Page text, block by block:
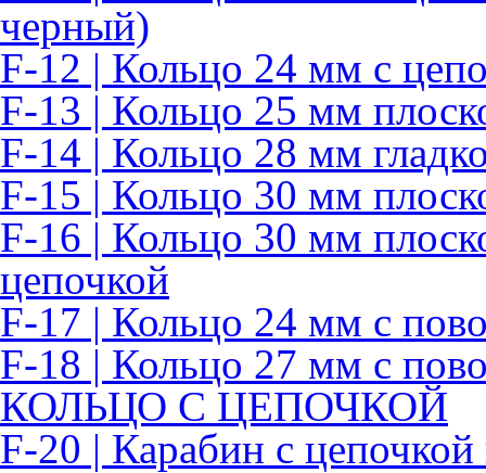
черный)
F-12 | Кольцо 24 мм с
F-13 | Кольцо 25 мм
F-14 | Кольцо 28 мм
F-15 | Кольцо 30 мм
F-16 | Кольцо 30 мм
цепочкой
F-17 | Кольцо 24 мм с
F-18 | Кольцо 27 мм с
КОЛЬЦО С ЦЕПОЧКОЙ
F-20 | Карабин с цепочкой